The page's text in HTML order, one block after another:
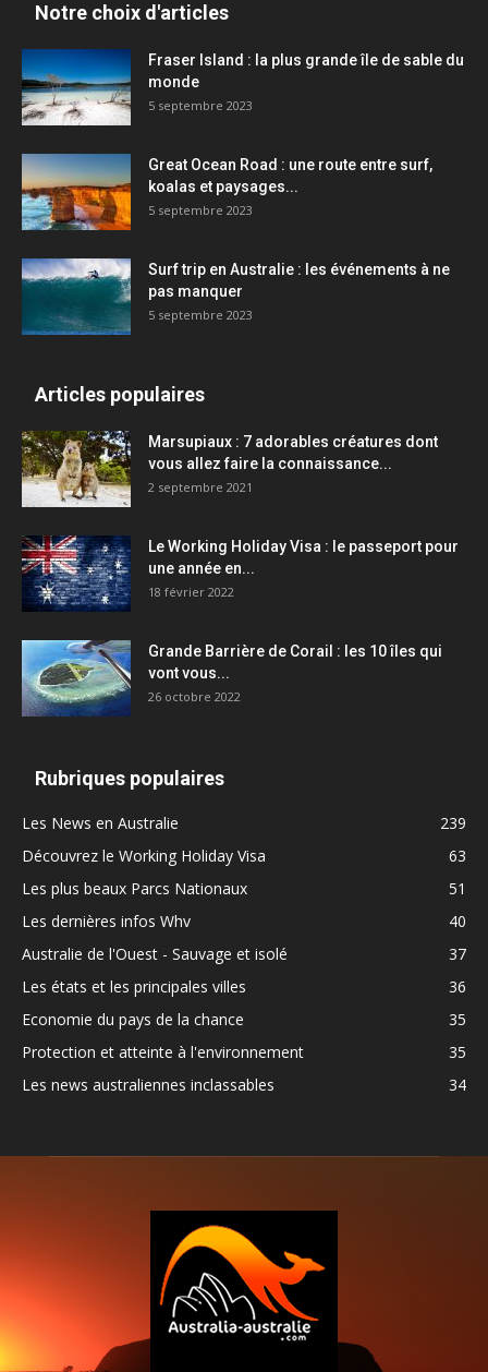
Notre choix d'articles
Fraser Island : la plus grande île de sable du
monde
5 septembre 2023
Great Ocean Road : une route entre surf,
koalas et paysages...
5 septembre 2023
Surf trip en Australie : les événements à ne
pas manquer
5 septembre 2023
Articles populaires
Marsupiaux : 7 adorables créatures dont
vous allez faire la connaissance...
2 septembre 2021
Le Working Holiday Visa : le passeport pour
une année en...
18 février 2022
Grande Barrière de Corail : les 10 îles qui
vont vous...
26 octobre 2022
Rubriques populaires
Les News en Australie
239
Découvrez le Working Holiday Visa
63
Les plus beaux Parcs Nationaux
51
Les dernières infos Whv
40
Australie de l'Ouest - Sauvage et isolé
37
Les états et les principales villes
36
Economie du pays de la chance
35
Protection et atteinte à l'environnement
35
Les news australiennes inclassables
34